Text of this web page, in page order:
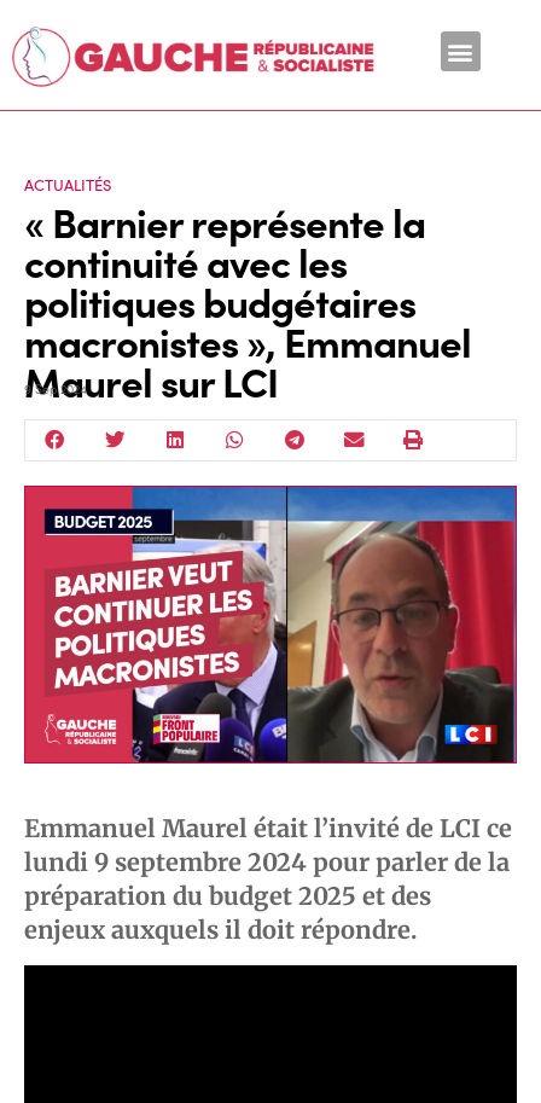
ACTUALITÉS
« Barnier représente la
continuité avec les
politiques budgétaires
macronistes », Emmanuel
Maurel sur LCI
9 Sep 2024
Emmanuel Maurel était l’invité de LCI ce
lundi 9 septembre 2024 pour parler de la
préparation du budget 2025 et des
enjeux auxquels il doit répondre.